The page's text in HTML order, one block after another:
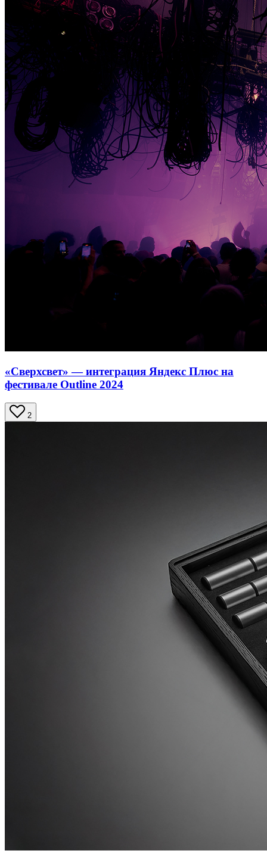
«Сверхсвет» — интеграция Яндекс Плюс на
фестивале Outline 2024
2